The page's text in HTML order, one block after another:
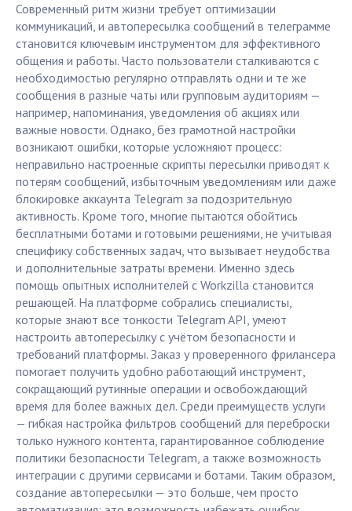
Современный ритм жизни требует оптимизации
коммуникаций, и автопересылка сообщений в телеграмме
становится ключевым инструментом для эффективного
общения и работы. Часто пользователи сталкиваются с
необходимостью регулярно отправлять одни и те же
сообщения в разные чаты или групповым аудиториям —
например, напоминания, уведомления об акциях или
важные новости. Однако, без грамотной настройки
возникают ошибки, которые усложняют процесс:
неправильно настроенные скрипты пересылки приводят к
потерям сообщений, избыточным уведомлениям или даже
блокировке аккаунта Telegram за подозрительную
активность. Кроме того, многие пытаются обойтись
бесплатными ботами и готовыми решениями, не учитывая
специфику собственных задач, что вызывает неудобства
и дополнительные затраты времени. Именно здесь
помощь опытных исполнителей с Workzilla становится
решающей. На платформе собрались специалисты,
которые знают все тонкости Telegram API, умеют
настроить автопересылку с учётом безопасности и
требований платформы. Заказ у проверенного фрилансера
помогает получить удобно работающий инструмент,
сокращающий рутинные операции и освобождающий
время для более важных дел. Среди преимуществ услуги
— гибкая настройка фильтров сообщений для переброски
только нужного контента, гарантированное соблюдение
политики безопасности Telegram, а также возможность
интеграции с другими сервисами и ботами. Таким образом,
создание автопересылки — это больше, чем просто